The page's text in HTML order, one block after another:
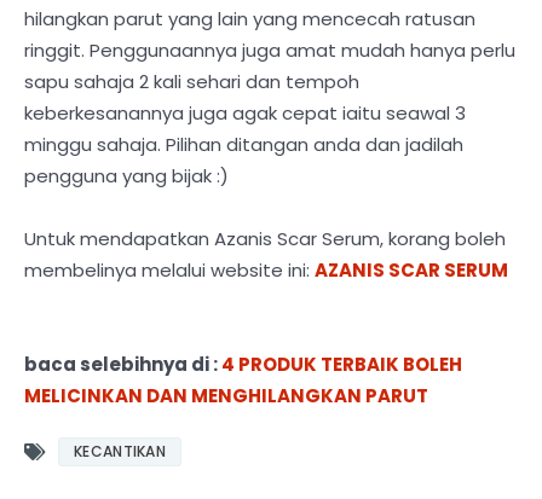
hilangkan parut yang lain yang mencecah ratusan
ringgit. Penggunaannya juga amat mudah hanya perlu
sapu sahaja 2 kali sehari dan tempoh
keberkesanannya juga agak cepat iaitu seawal 3
minggu sahaja. Pilihan ditangan anda dan jadilah
pengguna yang bijak :)
Untuk mendapatkan Azanis Scar Serum, korang boleh
membelinya melalui website ini: AZANIS SCAR SERUM
baca selebihnya di :4 PRODUK TERBAIK BOLEH
MELICINKAN DAN MENGHILANGKAN PARUT
KECANTIKAN